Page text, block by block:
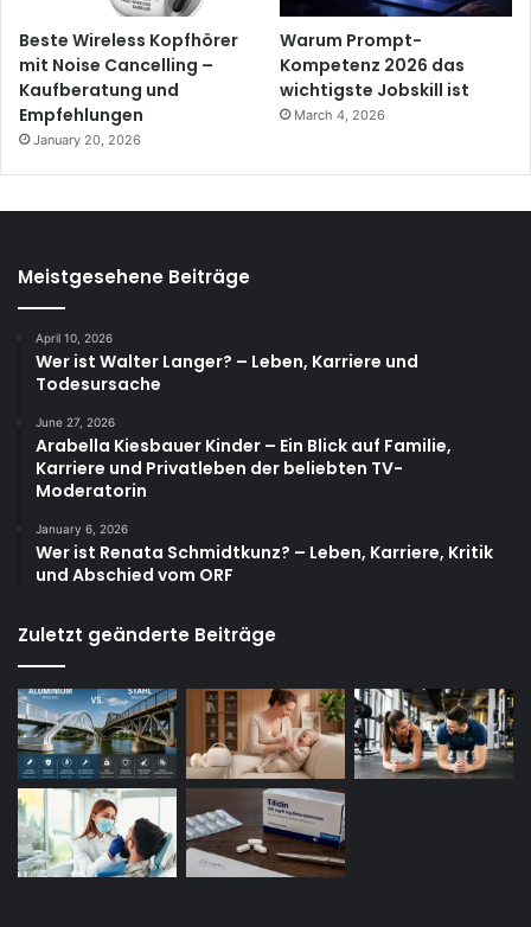
Beste Wireless Kopfhörer
mit Noise Cancelling –
Kaufberatung und
Empfehlungen
January 20, 2026
Warum Prompt-
Kompetenz 2026 das
wichtigste Jobskill ist
March 4, 2026
Meistgesehene Beiträge
April 10, 2026
Wer ist Walter Langer? – Leben, Karriere und
Todesursache
June 27, 2026
Arabella Kiesbauer Kinder – Ein Blick auf Familie,
Karriere und Privatleben der beliebten TV-
Moderatorin
January 6, 2026
Wer ist Renata Schmidtkunz? – Leben, Karriere, Kritik
und Abschied vom ORF
Zuletzt geänderte Beiträge